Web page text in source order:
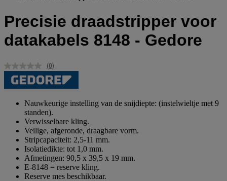
Precisie draadstripper voor
datakabels 8148 - Gedore
Geen
scorewaarde.
Dezelfde
(0)
Nauwkeurige instelling van de snijdiepte: (instelwieltje met 9
standen).
Verwisselbare kling.
Veilige, afgeronde, draagbare vorm.
Stripcapaciteit: 2,5-11 mm.
Isolatiedikte: tot 1,0 mm.
Afmetingen: 90,5 x 39,5 x 19 mm.
E-8148 = reserve kling.
Reserve mes beschikbaar.